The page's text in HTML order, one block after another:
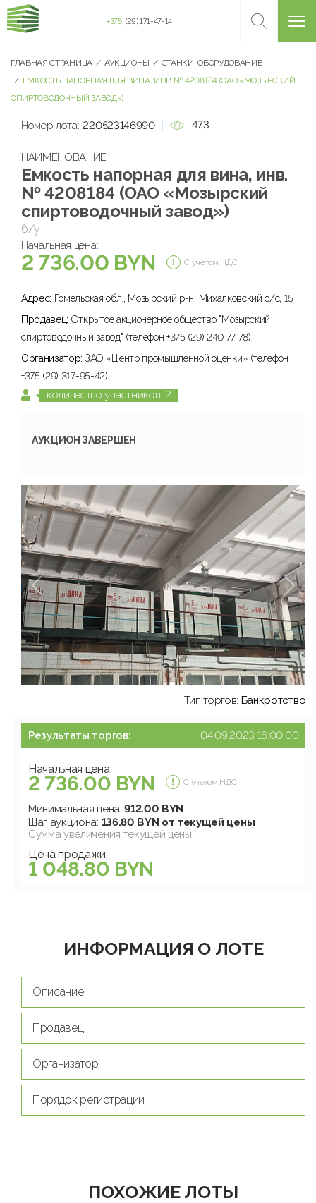
+375 (29) 171-47-14
ГЛАВНАЯ СТРАНИЦА АУКЦИОНЫ
СТАНКИ, ОБОРУДОВАНИЕ
ЕМКОСТЬ НАПОРНАЯ ДЛЯ ВИНА, ИНВ.№ 4208184 (ОАО «МОЗЫРСКИЙ
СПИРТОВОДОЧНЫЙ ЗАВОД»)
Номер лота: 220523146990 473
НАИМЕНОВАНИЕ
Емкость напорная для вина, инв.
№ 4208184 (ОАО «Мозырский
спиртоводочный завод»)
б/у
Начальная цена:
2 736.00 BYN С учетом НДС
Адрес: Гомельская обл., Мозырский р-н, Михалковский с/с, 15
Продавец: Открытое акционерное общество "Мозырский
спиртоводочный завод" (телефон +375 (29) 240 77 78)
Организатор: ЗАО «Центр промышленной оценки» (телефон
+375 (29) 317-95-42)
количество участников: 2
АУКЦИОН ЗАВЕРШЕН
Тип торгов: Банкротство
Результаты торгов: 04.09.2023 16:00:00
Начальная цена:
2 736.00 BYN С учетом НДС
Минимальная цена:912.00 BYN
Шаг аукциона: 136.80 BYN от текущей цены
Сумма увеличения текущей цены
Цена продажи:
1 048.80 BYN
ИНФОРМАЦИЯ О ЛОТЕ
Описание
Продавец
Организатор
Порядок регистрации
ПОХОЖИЕ ЛОТЫ